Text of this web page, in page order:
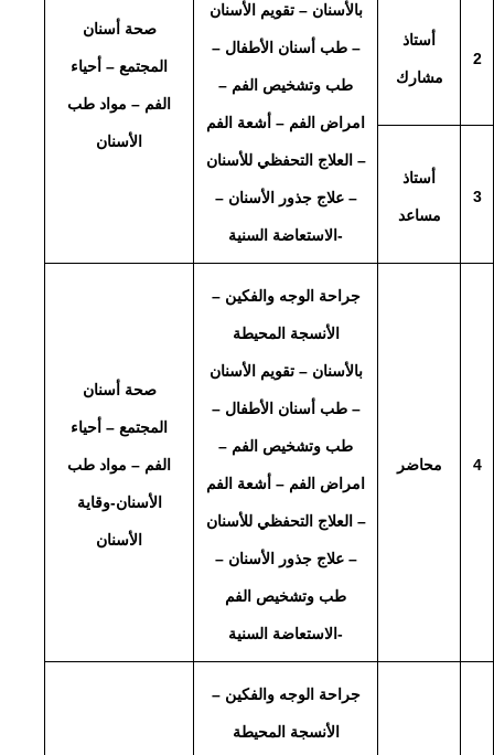
بالأسنان – تقويم الأسنان
– طب أسنان الأطفال –
طب وتشخيص الفم –
امراض الفم – أشعة الفم
– العلاج التحفظي للأسنان
– علاج جذور الأسنان –
-الاستعاضة السنية
صحة أسنان
المجتمع – أحياء
الفم – مواد طب
الأسنان
2
أستاذ
مشارك
3
أستاذ
مساعد
4 محاضر
جراحة الوجه والفكين –
الأنسجة المحيطة
بالأسنان – تقويم الأسنان
– طب أسنان الأطفال –
طب وتشخيص الفم –
امراض الفم – أشعة الفم
– العلاج التحفظي للأسنان
– علاج جذور الأسنان –
طب وتشخيص الفم
-الاستعاضة السنية
صحة أسنان
المجتمع – أحياء
الفم – مواد طب
الأسنان-وقاية
الأسنان
جراحة الوجه والفكين –
الأنسجة المحيطة